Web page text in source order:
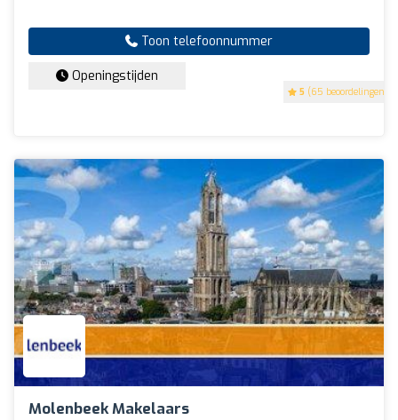
5 (65 beoordelingen)
Toon telefoonnummer
Openingstijden
Molenbeek Makelaars